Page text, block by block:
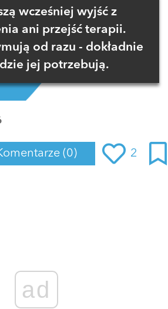
wcześniej wyjść z
ani przejść terapii.
od razu - dokładnie
jej potrzebują.
(0) 2
ad